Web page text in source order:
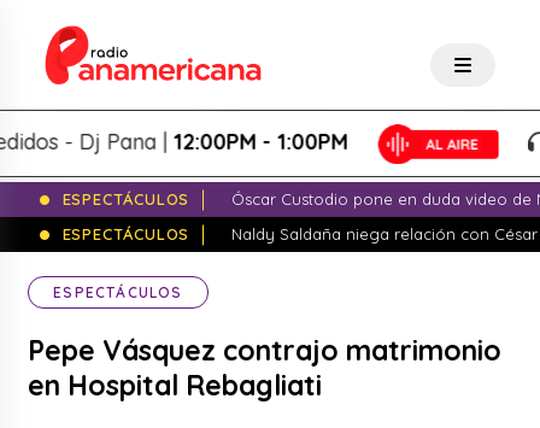
- Dj Pana |12:00PM - 1:00PM
ESPECTÁCULOS
Óscar Custodio pone en duda video de
ESPECTÁCULOS
Naldy Saldaña niega relación con
ESPECTÁCULOS
Pepe Vásquez contrajo matrimonio
en Hospital Rebagliati